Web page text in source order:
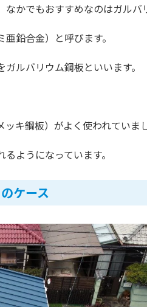
かでもおすすめなのはガルバ
鉛合金）と呼びます。
ルバリウム鋼板といいます。
キ鋼板）がよく使われていま
ようになっています。
ケース